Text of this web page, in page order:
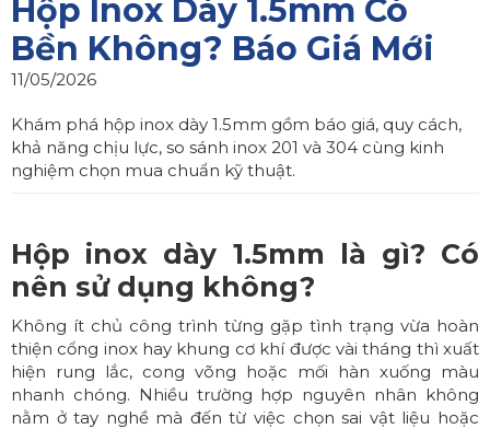
Hộp Inox Dày 1.5mm Có
Bền Không? Báo Giá Mới
11/05/2026
Khám phá hộp inox dày 1.5mm gồm báo giá, quy cách,
khả năng chịu lực, so sánh inox 201 và 304 cùng kinh
nghiệm chọn mua chuẩn kỹ thuật.
Hộp inox dày 1.5mm là gì? Có
nên sử dụng không?
Không ít chủ công trình từng gặp tình trạng vừa hoàn
thiện cổng inox hay khung cơ khí được vài tháng thì xuất
hiện rung lắc, cong võng hoặc mối hàn xuống màu
nhanh chóng. Nhiều trường hợp nguyên nhân không
nằm ở tay nghề mà đến từ việc chọn sai vật liệu hoặc